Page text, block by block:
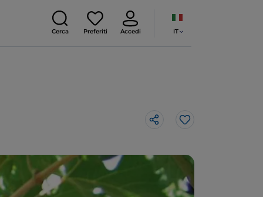
Cerca Preferiti Accedi IT
Like